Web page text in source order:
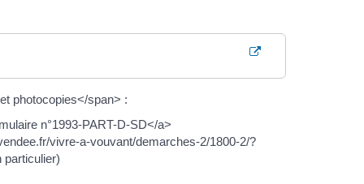
photocopies</span> :
n°1993-PART-D-SD</a>
vivre-a-vouvant/demarches-2/1800-2/?
particulier)